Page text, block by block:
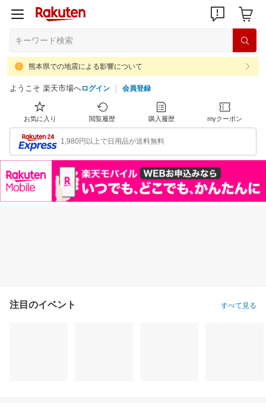
熊本県での地震による影響について
ようこそ 楽天市場へログイン 会員登録
お気に入り 閲覧履歴 購入履歴 myクーポン
1,980円以上で日用品が送料無料
注目のイベント すべて見る